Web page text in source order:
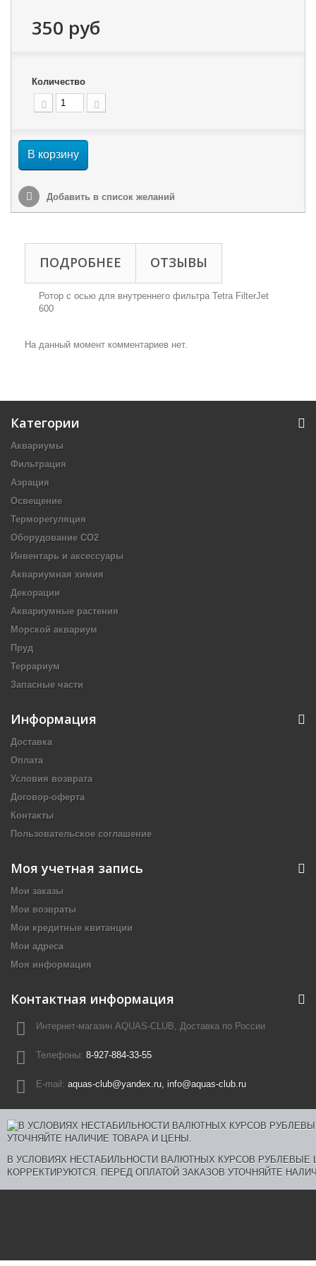
350 руб
Количество
В корзину
Добавить в список желаний
ПОДРОБНЕЕ ОТЗЫВЫ
Ротор с осью для внутреннего фильтра Tetra FilterJet
600
На данный момент комментариев нет.
Категории
Аквариумы
Фильтрация
Аэрация
Освещение
Терморегуляция
Оборудование CO2
Инвентарь и аксессуары
Аквариумная химия
Декорации
Аквариумные растения
Морской аквариум
Пруд
Террариум
Запасные части
Информация
Доставка
Оплата
Условия возврата
Договор-оферта
Контакты
Пользовательское соглашение
Моя учетная запись
Мои заказы
Мои возвраты
Мои кредитные квитанции
Мои адреса
Моя информация
Контактная информация
Интернет-магазин AQUAS-CLUB, Доставка по России
Телефоны: 8-927-884-33-55
E-mail: aquas-club@yandex.ru, info@aquas-club.ru
В УСЛОВИЯХ НЕСТАБИЛЬНОСТИ ВАЛЮТНЫХ КУРСОВ
КОРРЕКТИРУЮТСЯ. ПЕРЕД ОПЛАТОЙ ЗАКАЗОВ УТОЧНЯЙТЕ